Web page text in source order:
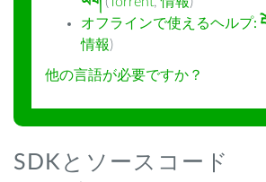
オフラインで使えるヘルプ:
情報)
他の言語が必要ですか？
SDKとソースコード